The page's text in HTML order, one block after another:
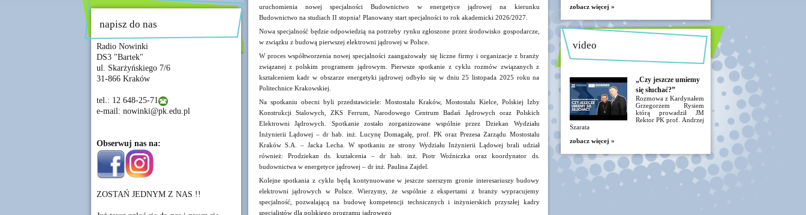
napisz do nas
Radio Nowinki
DS3 "Bartek"
ul. Skarżyńskiego 7/6
31-866 Kraków
tel.: 12 648-25-71
e-mail: nowinki@pk.edu.pl
Obserwuj nas na:
ZOSTAŃ JEDNYM Z NAS !!
uruchomienia nowej specjalności Budownictwo w energetyce jądrowej na kierunku
Budownictwo na studiach II stopnia! Planowany start specjalności to rok akademicki 2026/2027.
Nowa specjalność będzie odpowiedzią na potrzeby rynku zgłoszone przez środowisko gospodarcze,
w związku z budową pierwszej elektrowni jądrowej w Polsce.
W proces współtworzenia nowej specjalności zaangażowały się liczne firmy i organizacje z branży
związanej z polskim programem jądrowym. Pierwsze spotkanie z cyklu rozmów związanych z
kształceniem kadr w obszarze energetyki jądrowej odbyło się w dniu 25 listopada 2025 roku na
Politechnice Krakowskiej.
Na spotkaniu obecni byli przedstawiciele: Mostostalu Kraków, Mostostalu Kielce, Polskiej Izby
Konstrukcji Stalowych, ZKS Ferrum, Narodowego Centrum Badań Jądrowych oraz Polskich
Elektrowni Jądrowych. Spotkanie zostało zorganizowane wspólnie przez Dziekan Wydziału
Inżynierii Lądowej – dr hab. inż. Lucynę Domagałę, prof. PK oraz Prezesa Zarządu Mostostalu
Kraków S.A. – Jacka Lecha. W spotkaniu ze strony Wydziału Inżynierii Lądowej brali udział
również: Prodziekan ds. kształcenia – dr hab. inż. Piotr Woźniczka oraz koordynator ds.
budownictwa w energetyce jądrowej – dr inż. Paulina Zajdel.
Kolejne spotkania z cyklu będą kontynuowane w jeszcze szerszym gronie interesariuszy budowy
elektrowni jądrowych w Polsce. Wierzymy, że wspólnie z ekspertami z branży wypracujemy
specjalność, pozwalającą na budowę kompetencji technicznych i inżynierskich przyszłej kadry
specjalistów dla polskiego programu jądrowego
zobacz więcej »
video
„Czy jeszcze umiemy
się słuchać?”
Rozmowa z Kardynałem
Grzegorzem Rysiem
którą prowadził JM
Rektor PK prof. Andrzej
Szarata
zobacz więcej »